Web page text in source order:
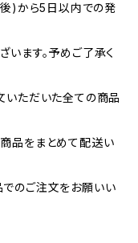
)から5日以内での発
ます。予めご了承く
いただいた全ての商品
品をまとめて配送い
のご注文をお願いい